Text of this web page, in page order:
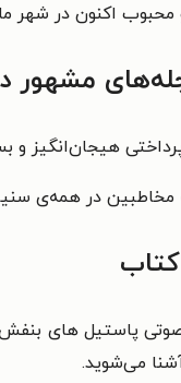
محبوب اکنون در شهر
مشهور
کتاب
صوتی پاستیل های
می‌شوید.